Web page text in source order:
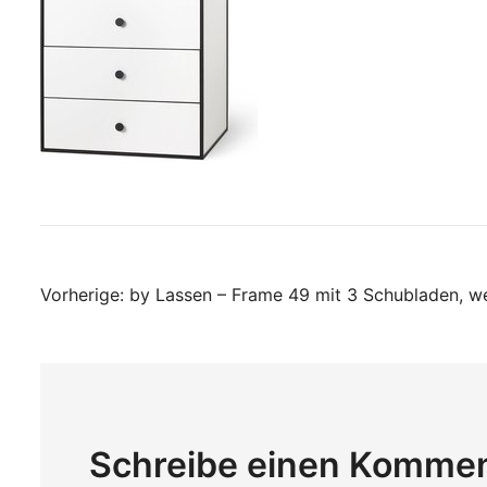
Vorherige: by Lassen – Frame 49 mit 3 Schubladen,
Schreibe einen